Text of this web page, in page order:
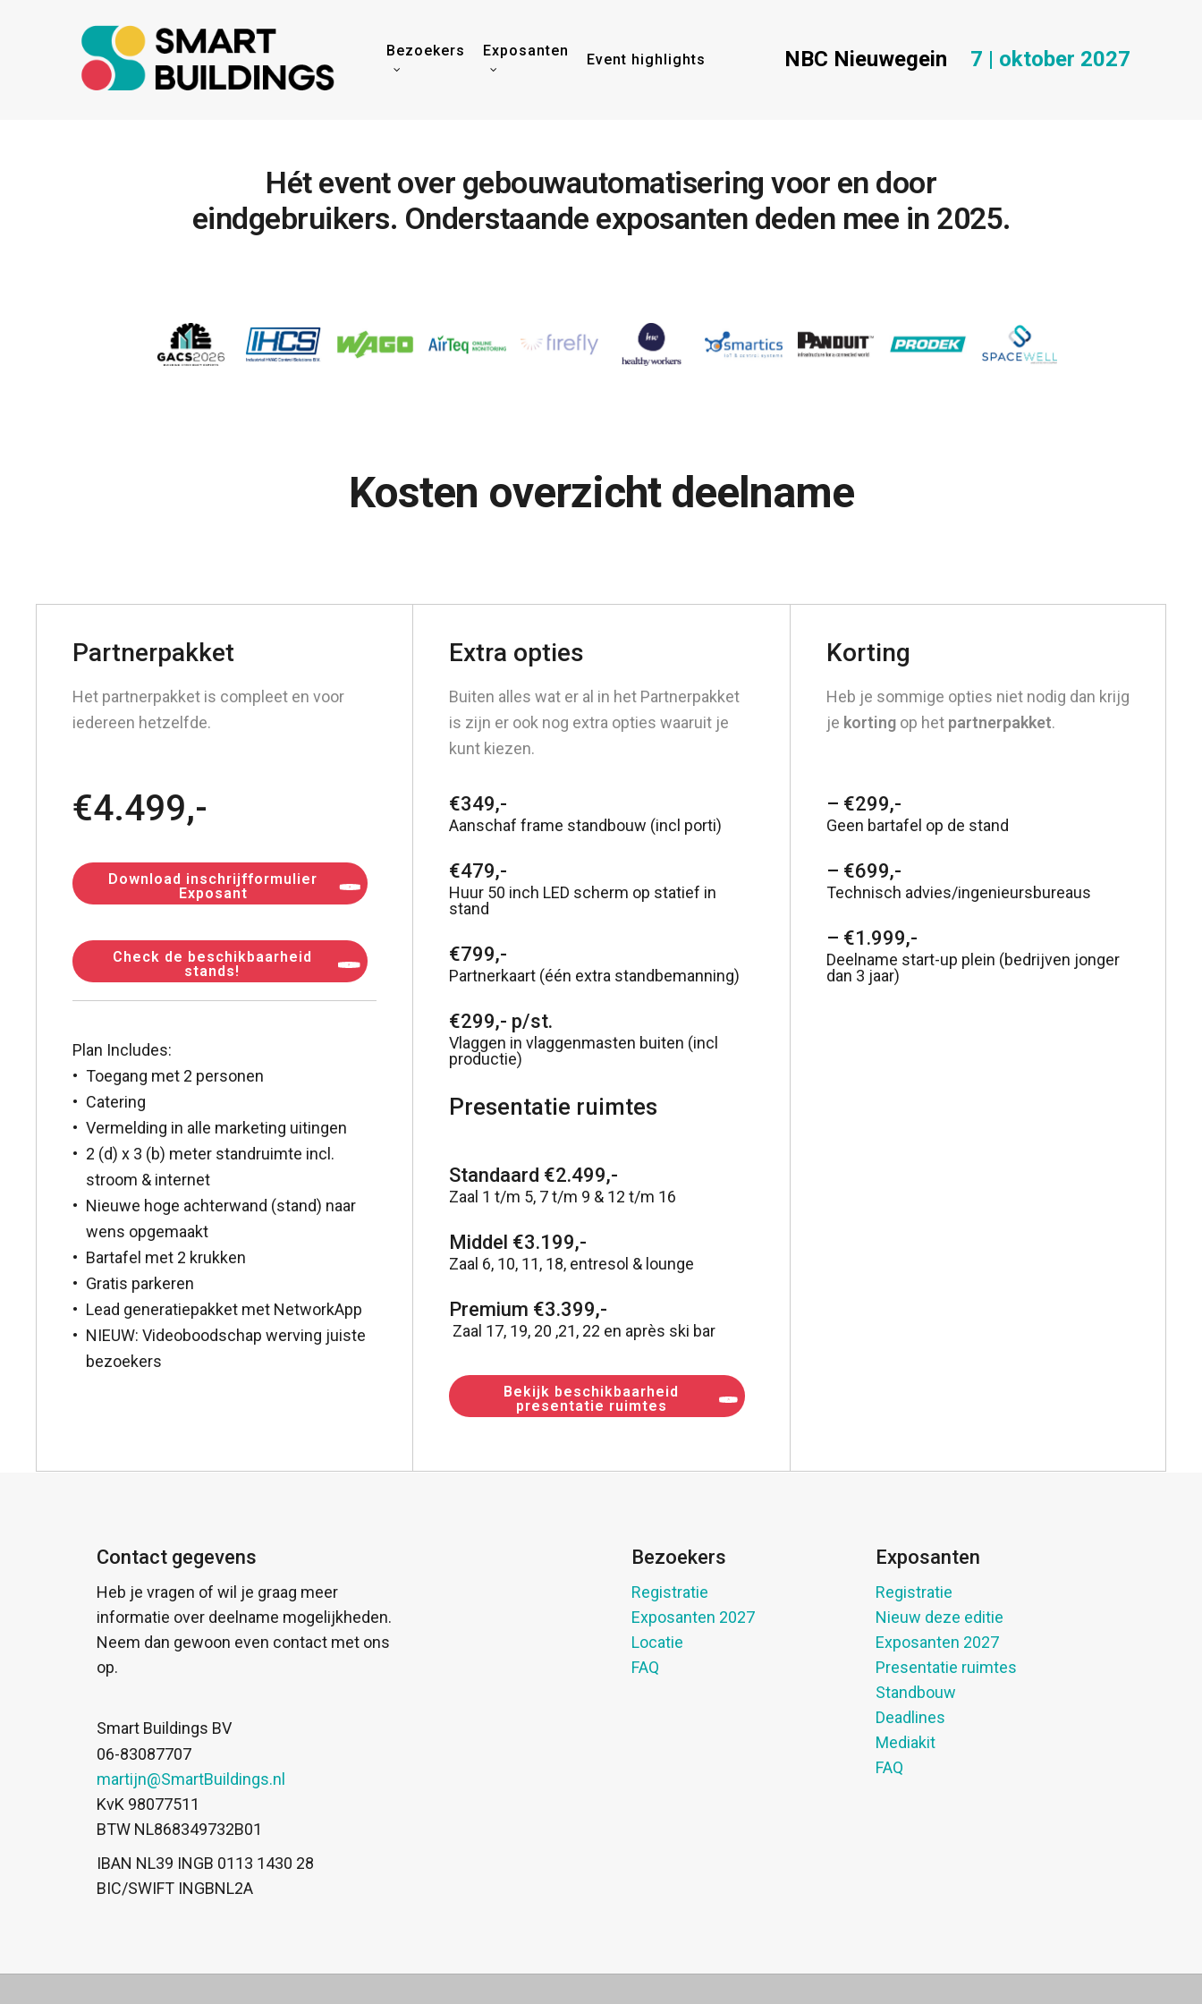
Bezoekers Exposanten
Event highlights NBC Nieuwegein 7 | oktober 2027
Hét event over gebouwautomatisering voor en door
eindgebruikers. Onderstaande exposanten deden mee in 2025.
Kosten overzicht deelname
Partnerpakket
Het partnerpakket is compleet en voor
iedereen hetzelfde.
€4.499,-
Download inschrijfformulier
Exposant
Check de beschikbaarheid
stands!
Plan Includes:
Toegang met 2 personen
Catering
Vermelding in alle marketing uitingen
2 (d) x 3 (b) meter standruimte incl.
stroom & internet
Nieuwe hoge achterwand (stand) naar
wens opgemaakt
Bartafel met 2 krukken
Gratis parkeren
Lead generatiepakket met NetworkApp
NIEUW: Videoboodschap werving juiste
bezoekers
Extra opties
Buiten alles wat er al in het Partnerpakket
is zijn er ook nog extra opties waaruit je
kunt kiezen.
€349,-
Aanschaf frame standbouw (incl porti)
€479,-
Huur 50 inch LED scherm op statief in
stand
€799,-
Partnerkaart (één extra standbemanning)
€299,- p/st.
Vlaggen in vlaggenmasten buiten (incl
productie)
Presentatie ruimtes
Standaard €2.499,-
Zaal 1 t/m 5, 7 t/m 9 & 12 t/m 16
Middel €3.199,-
Zaal 6, 10, 11, 18, entresol & lounge
Premium €3.399,-
Zaal 17, 19, 20 ,21, 22 en après ski bar
Bekijk beschikbaarheid
presentatie ruimtes
Korting
Heb je sommige opties niet nodig dan krijg
je kortingop het partnerpakket.
– €299,-
Geen bartafel op de stand
– €699,-
Technisch advies/ingenieursbureaus
– €1.999,-
Deelname start-up plein (bedrijven jonger
dan 3 jaar)
Contact gegevens
Heb je vragen of wil je graag meer
informatie over deelname mogelijkheden.
Neem dan gewoon even contact met ons
op.
Smart Buildings BV
06-83087707
martijn@SmartBuildings.nl
KvK 98077511
BTW NL868349732B01
IBAN NL39 INGB 0113 1430 28
BIC/SWIFT INGBNL2A
Bezoekers
Registratie
Exposanten 2027
Locatie
FAQ
Exposanten
Registratie
Nieuw deze editie
Exposanten 2027
Presentatie ruimtes
Standbouw
Deadlines
Mediakit
FAQ